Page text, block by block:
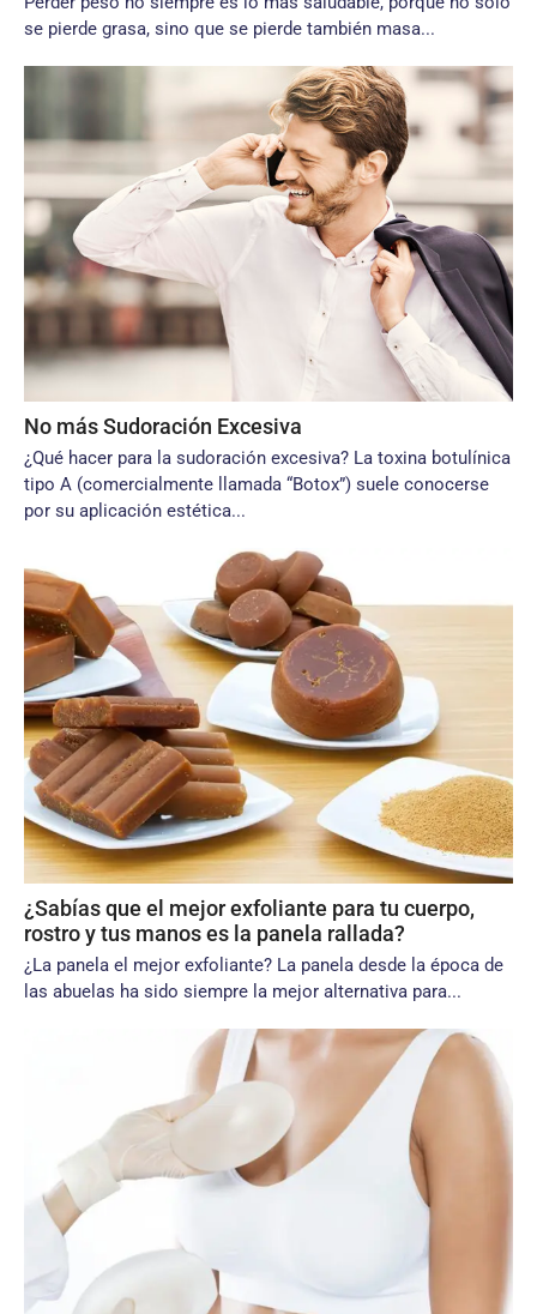
se pierde grasa, sino que se pierde también masa...
No más Sudoración Excesiva
¿Qué hacer para la sudoración excesiva? La toxina botulínica
tipo A (comercialmente llamada “Botox”) suele conocerse
por su aplicación estética...
¿Sabías que el mejor exfoliante para tu cuerpo,
rostro y tus manos es la panela rallada?
¿La panela el mejor exfoliante? La panela desde la época de
las abuelas ha sido siempre la mejor alternativa para...